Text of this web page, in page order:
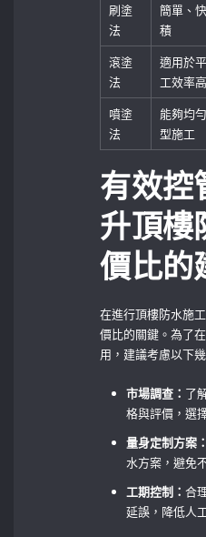
刷塗
法
簡單、
積
滾塗
法
適用於
工效率高
噴塗
法
能夠均
型施工
有效控
升頂樓
價比的
在進行頂樓防水施
價比的關鍵。為了
用，建議考慮以下
市場調查： 了
格與評價，選
量身定制方案
水方案，避免
工期控制：合
延誤，降低人